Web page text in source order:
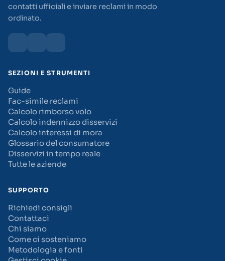
contatti ufficiali e inviare reclami in modo
ordinato.
SEZIONI E STRUMENTI
Guide
Fac-simile reclami
Calcolo rimborso volo
Calcolo indennizzo disservizi
Calcolo interessi di mora
Glossario del consumatore
Disservizi in tempo reale
Tutte le aziende
SUPPORTO
Richiedi consigli
Contattaci
Chi siamo
Come ci sosteniamo
Metodologia e fonti